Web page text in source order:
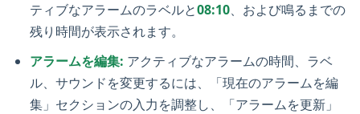
ティブなアラームのラベルと08:10、および鳴るまでの
残り時間が表示されます。
アラームを編集: アクティブなアラームの時間、ラベ
ル、サウンドを変更するには、「現在のアラームを編
集」セクションの入力を調整し、「アラームを更新」